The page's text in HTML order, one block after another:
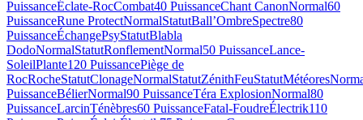
PuissanceÉclate-RocCombat40 PuissanceChant CanonNormal60
PuissanceRune ProtectNormalStatutBall’OmbreSpectre80
PuissanceÉchangePsyStatutBlabla
DodoNormalStatutRonflementNormal50 PuissanceLance-
SoleilPlante120 PuissancePiège de
RocRocheStatutClonageNormalStatutZénithFeuStatutMétéores
PuissanceBélierNormal90 PuissanceTéra ExplosionNormal80
PuissanceLarcinTénèbres60 PuissanceFatal-FoudreÉlectrik110